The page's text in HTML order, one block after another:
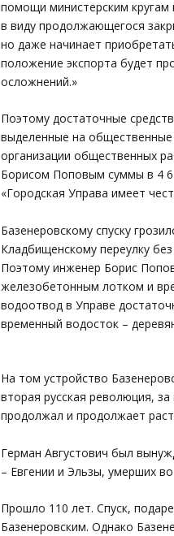
помощи министерским кругам
в виду продолжающегося
но даже начинает
положение экспорта будет
осложнений.»
Поэтому достаточные
выделенные на
организации общественных
Борисом Поповым суммы в 4
«Городская Управа имеет
Базенеровскому спуску
Кладбищенскому переулку
Поэтому инженер Борис
железобетонным лотком и
водоотвод в Управе
временный водосток –
На том устройство
вторая русская революция,
продолжал и продолжает
Герман Августович был
– Евгении и Эльзы, умерших
Прошло 110 лет. Спуск,
Базенеровским. Однако